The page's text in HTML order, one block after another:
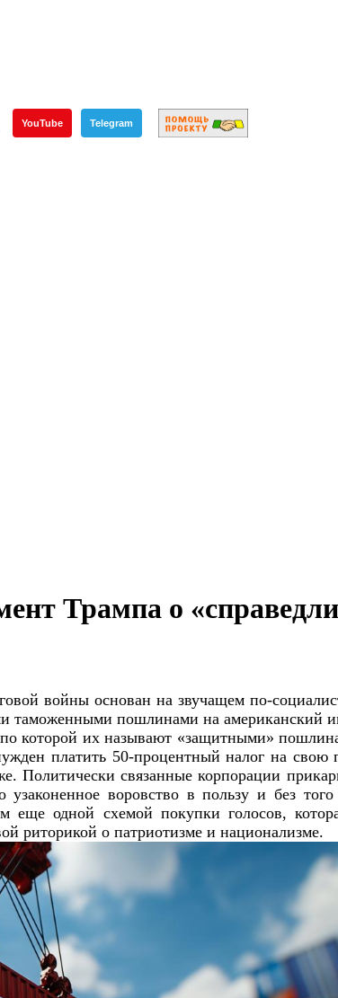
YouTube Telegram
Трампа о
войны основан на звучащем по-
таможенными пошлинами на американский
которой их называют «защитными»
платить 50-процентный налог на
Политически связанные корпорации
воровство в пользу и без
одной схемой покупки голосов,
риторикой о патриотизме и национализме.